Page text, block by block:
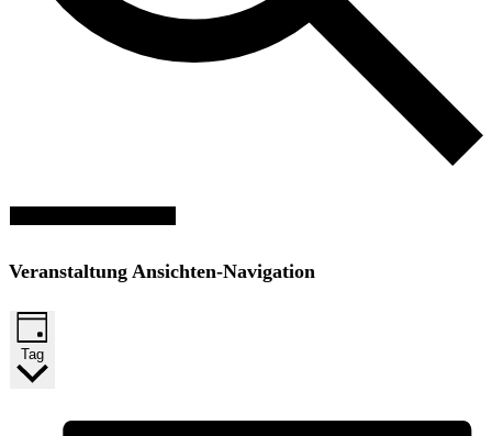
Veranstaltung Ansichten-Navigation
Tag